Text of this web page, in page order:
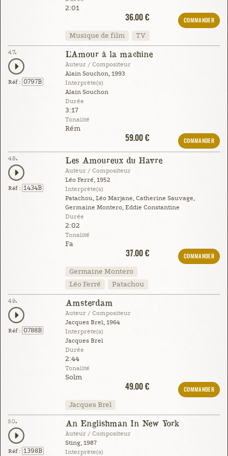
2:01
36.00 €
COMMANDER
Musique de film TV
47.
Réf : 0797B
L'Amour à la machine
Auteur / Compositeur
Alain Souchon, 1993
Interprète(s)
Alain Souchon
Durée
3:17
Tonalité
Rém
59.00 €
COMMANDER
48.
Réf : 1434B
Les Amoureux du Havre
Auteur / Compositeur
Léo Ferré, 1952
Interprète(s)
Patachou, Léo Marjane, Catherine Sauvage,
Germaine Montero, Eddie Constantine
Durée
2:02
Tonalité
Fa
37.00 €
COMMANDER
Germaine Montero
Léo Ferré
Patachou
49.
Réf : 0788B
Amsterdam
Auteur / Compositeur
Jacques Brel, 1964
Interprète(s)
Jacques Brel
Durée
2:44
Tonalité
Solm
49.00 €
COMMANDER
Jacques Brel
50.
Réf : 1398B
An Englishman In New York
Auteur / Compositeur
Sting, 1987
Interprète(s)